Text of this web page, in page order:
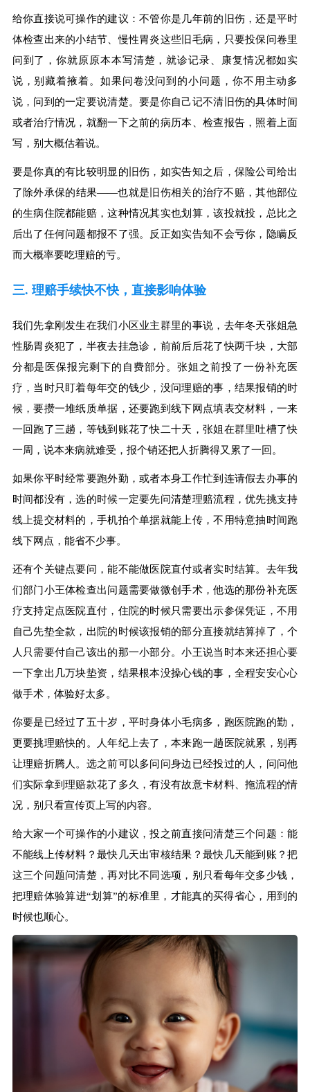
给你直接说可操作的建议：不管你是几年前的旧伤，还是平时
体检查出来的小结节、慢性胃炎这些旧毛病，只要投保问卷里
问到了，你就原原本本写清楚，就诊记录、康复情况都如实
说，别藏着掖着。如果问卷没问到的小问题，你不用主动多
说，问到的一定要说清楚。要是你自己记不清旧伤的具体时间
或者治疗情况，就翻一下之前的病历本、检查报告，照着上面
写，别大概估着说。
要是你真的有比较明显的旧伤，如实告知之后，保险公司给出
了除外承保的结果——也就是旧伤相关的治疗不赔，其他部位
的生病住院都能赔，这种情况其实也划算，该投就投，总比之
后出了任何问题都报不了强。反正如实告知不会亏你，隐瞒反
而大概率要吃理赔的亏。
三. 理赔手续快不快，直接影响体验
我们先拿刚发生在我们小区业主群里的事说，去年冬天张姐急
性肠胃炎犯了，半夜去挂急诊，前前后后花了快两千块，大部
分都是医保报完剩下的自费部分。张姐之前投了一份补充医
疗，当时只盯着每年交的钱少，没问理赔的事，结果报销的时
候，要攒一堆纸质单据，还要跑到线下网点填表交材料，一来
一回跑了三趟，等钱到账花了快二十天，张姐在群里吐槽了快
一周，说本来病就难受，报个销还把人折腾得又累了一回。
如果你平时经常要跑外勤，或者本身工作忙到连请假去办事的
时间都没有，选的时候一定要先问清楚理赔流程，优先挑支持
线上提交材料的，手机拍个单据就能上传，不用特意抽时间跑
线下网点，能省不少事。
还有个关键点要问，能不能做医院直付或者实时结算。去年我
们部门小王体检查出问题需要做微创手术，他选的那份补充医
疗支持定点医院直付，住院的时候只需要出示参保凭证，不用
自己先垫全款，出院的时候该报销的部分直接就结算掉了，个
人只需要付自己该出的那一小部分。小王说当时本来还担心要
一下拿出几万块垫资，结果根本没操心钱的事，全程安安心心
做手术，体验好太多。
你要是已经过了五十岁，平时身体小毛病多，跑医院跑的勤，
更要挑理赔快的。人年纪上去了，本来跑一趟医院就累，别再
让理赔折腾人。选之前可以多问问身边已经投过的人，问问他
们实际拿到理赔款花了多久，有没有故意卡材料、拖流程的情
况，别只看宣传页上写的内容。
给大家一个可操作的小建议，投之前直接问清楚三个问题：能
不能线上传材料？最快几天出审核结果？最快几天能到账？把
这三个问题问清楚，再对比不同选项，别只看每年交多少钱，
把理赔体验算进“划算”的标准里，才能真的买得省心，用到的
时候也顺心。